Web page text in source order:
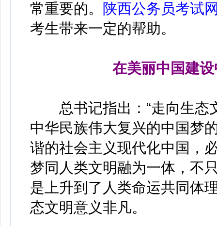
常重要的。 陕西公务员考试
考生带来一定的帮助。
在美丽中国建
总书记指出：“走向生态
中华民族伟大复兴的中国梦
谐的社会主义现代化中国，
梦同人类文明融为一体，不
是上升到了人类命运共同体
态文明意义非凡。